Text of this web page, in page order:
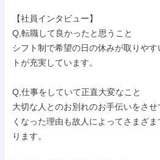
【社員インタビュー】
Q,転職して良かったと思うこと
シフト制で希望の日の休みが取りや
トが充実しています。
Q,仕事をしていて正直大変なこと
大切な人とのお別れのお手伝いをさ
くなった理由も故人によってさまざ
ります。